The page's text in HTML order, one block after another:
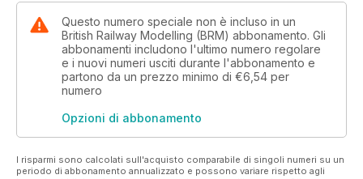
Questo numero speciale non è incluso in un
British Railway Modelling (BRM) abbonamento. Gli
abbonamenti includono l'ultimo numero regolare
e i nuovi numeri usciti durante l'abbonamento e
partono da un prezzo minimo di €6,54 per
numero
Opzioni di abbonamento
I risparmi sono calcolati sull'acquisto comparabile di singoli numeri su un
periodo di abbonamento annualizzato e possono variare rispetto agli